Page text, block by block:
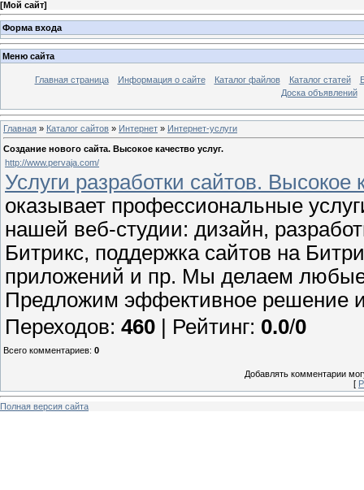
[Мой сайт]
Форма входа
Меню сайта
Главная страница Информация о сайте Каталог файлов Каталог статей
Доска объявлений
Главная » Каталог сайтов » Интернет » Интернет-услуги
Создание нового сайта. Высокое качество услуг.
http://www.pervaja.com/
Услуги разработки сайтов. Высокое
оказывает профессиональные
нашей веб-студии: дизайн,
Битрикс, поддержка сайтов на
приложений и пр. Мы делаем
Предложим эффективное решение
Переходов: 460 | Рейтинг: 0.0/0
Всего комментариев: 0
Добавлять комментарии
[
Полная версия сайта